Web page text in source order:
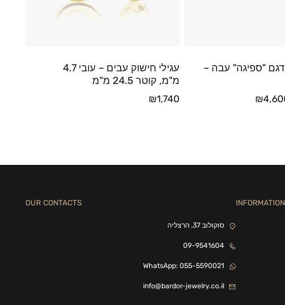
"ספיגה" עבה –
₪
עגילי חישוק עבים – עובי 4.7
מ"מ, קוטר 24.5 מ"מ
₪1,740
INFORMATION
OUR CONTACTS
סוקולוב 37, הרצליה
09-9541604
WhatsApp: 055-5590021
info@bardor-jewelry.co.il